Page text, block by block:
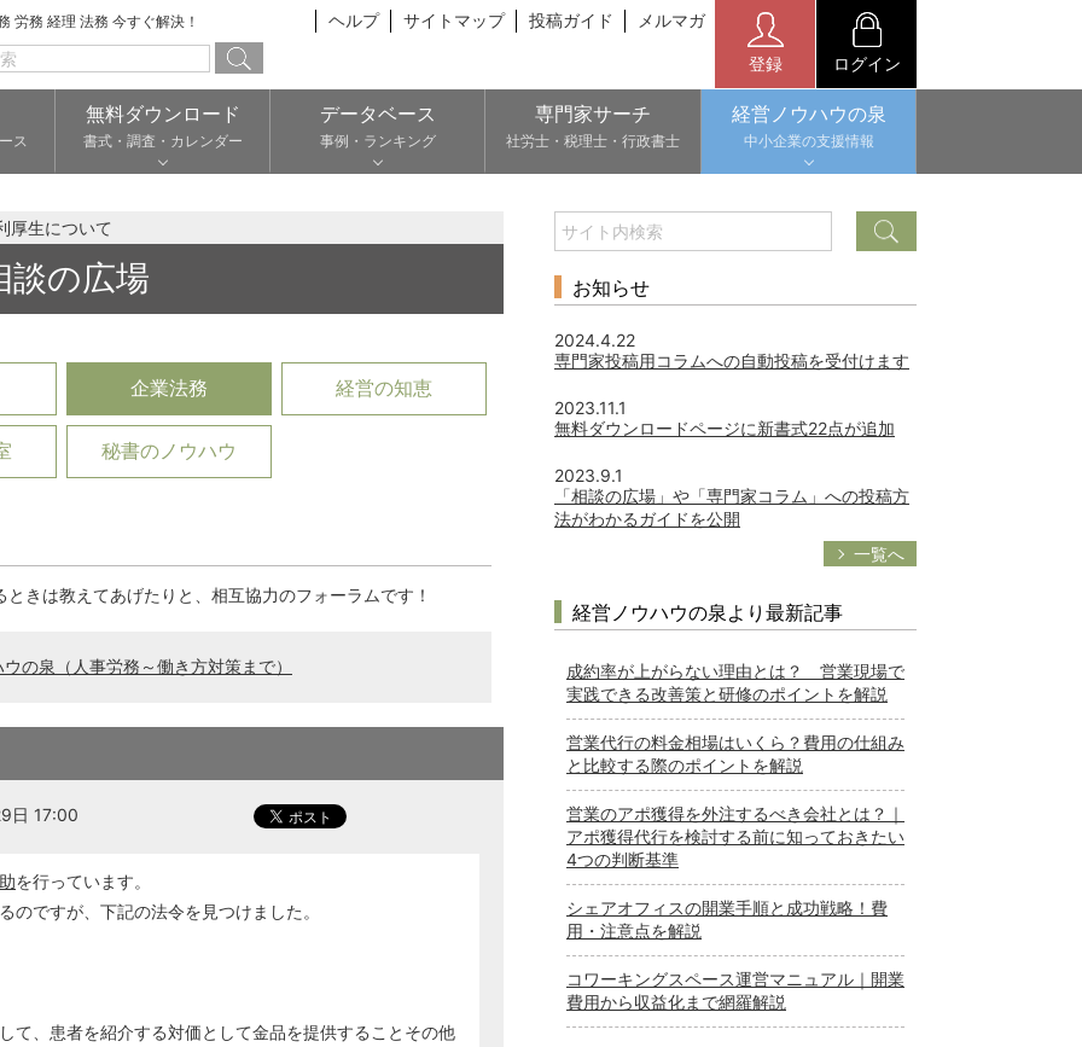
労務 経理 法務 今すぐ解決！ ヘルプ サイトマップ 投稿ガイド メルマガ
登録 ログイン
ス
無料ダウンロード
書式・調査・カレンダー
データベース
事例・ランキング
専門家サーチ
社労士・税理士・行政書士
経営ノウハウの泉
中小企業の支援情報
厚生について
談の広場
企業法務 経営の知恵
秘書のノウハウ
きは教えてあげたりと、相互協力のフォーラムです！
の泉（人事労務～働き方対策まで）
日 17:00
を行っています。
のですが、下記の法令を見つけました。
て、患者を紹介する対価として金品を提供することその他
お知らせ
2024.4.22
専門家投稿用コラムへの自動投稿を受付けます
2023.11.1
無料ダウンロードページに新書式22点が追加
2023.9.1
「相談の広場」や「専門家コラム」への投稿方
法がわかるガイドを公開
一覧へ
経営ノウハウの泉より最新記事
成約率が上がらない理由とは？ 営業現場で
実践できる改善策と研修のポイントを解説
営業代行の料金相場はいくら？費用の仕組み
と比較する際のポイントを解説
営業のアポ獲得を外注するべき会社とは？｜
アポ獲得代行を検討する前に知っておきたい
4つの判断基準
シェアオフィスの開業手順と成功戦略！費
用・注意点を解説
コワーキングスペース運営マニュアル｜開業
費用から収益化まで網羅解説